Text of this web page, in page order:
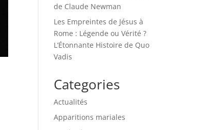
de Claude Newman
Les Empreintes de Jésus à
Rome : Légende ou Vérité ?
L’Étonnante Histoire de Quo
Vadis
Categories
Actualités
Apparitions mariales